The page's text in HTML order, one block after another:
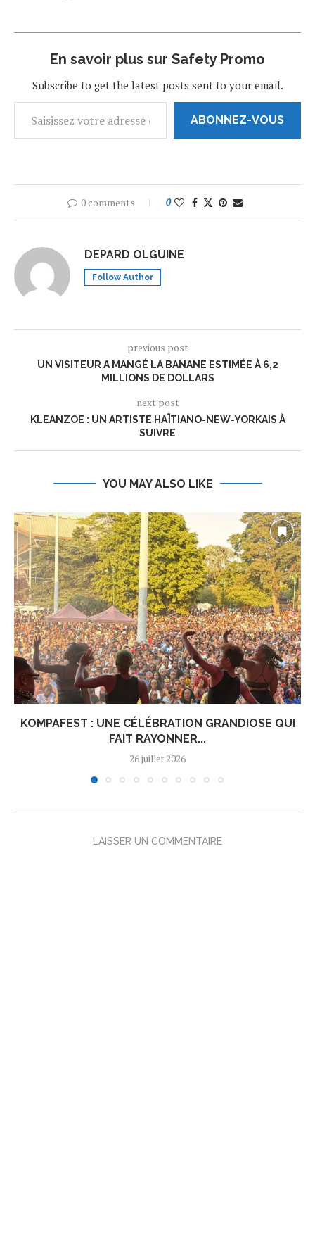
première visite mémorable,
comme une révélation dans
s'apprête à enflammer…
En savoir plus sur Safety Promo
Subscribe to get the latest posts sent to your email.
ABONNEZ-VOUS
0 comments 0
DEPARD OLGUINE
Follow Author
previous post
UN VISITEUR A MANGÉ LA BANANE ESTIMÉE À 6,2
MILLIONS DE DOLLARS
next post
KLEANZOE : UN ARTISTE HAÏTIANO-NEW-YORKAIS À
SUIVRE
YOU MAY ALSO LIKE
KOMPAFEST : UNE CÉLÉBRATION GRANDIOSE QUI
FAIT RAYONNER...
26 juillet 2026
LAISSER UN COMMENTAIRE